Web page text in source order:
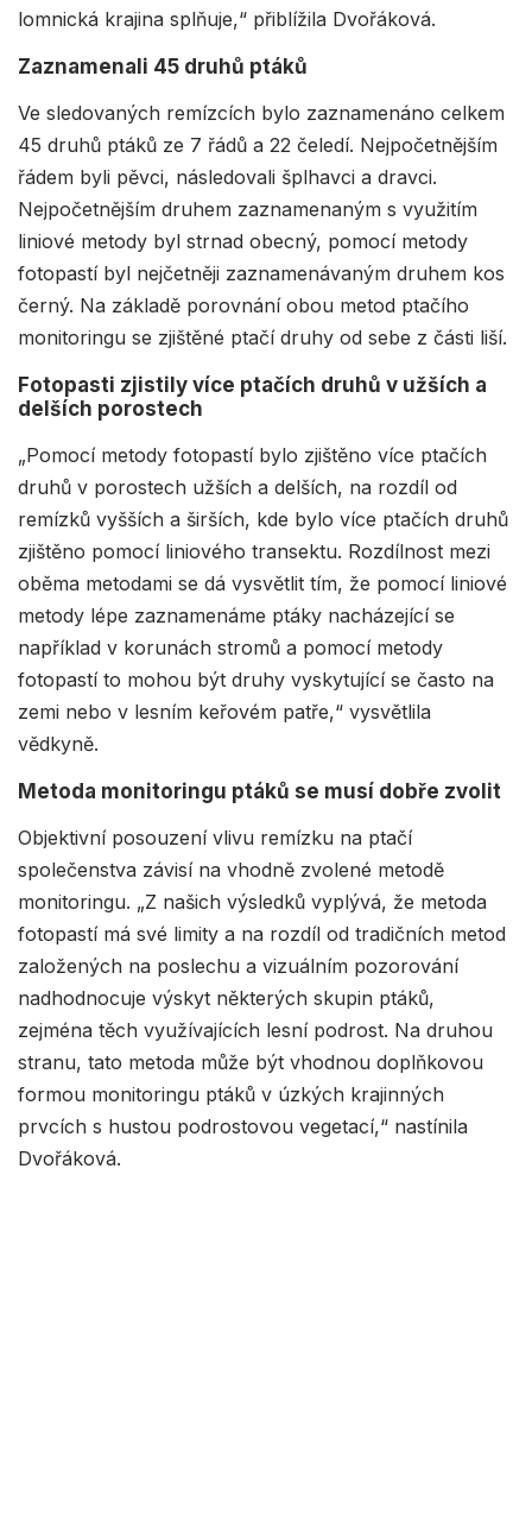
lomnická krajina splňuje,“ přiblížila Dvořáková.
Zaznamenali 45 druhů ptáků
Ve sledovaných remízcích bylo zaznamenáno celkem
45 druhů ptáků ze 7 řádů a 22 čeledí. Nejpočetnějším
řádem byli pěvci, následovali šplhavci a dravci.
Nejpočetnějším druhem zaznamenaným s využitím
liniové metody byl strnad obecný, pomocí metody
fotopastí byl nejčetněji zaznamenávaným druhem kos
černý. Na základě porovnání obou metod ptačího
monitoringu se zjištěné ptačí druhy od sebe z části liší.
Fotopasti zjistily více ptačích druhů v užších a
delších porostech
„Pomocí metody fotopastí bylo zjištěno více ptačích
druhů v porostech užších a delších, na rozdíl od
remízků vyšších a širších, kde bylo více ptačích druhů
zjištěno pomocí liniového transektu. Rozdílnost mezi
oběma metodami se dá vysvětlit tím, že pomocí liniové
metody lépe zaznamenáme ptáky nacházející se
například v korunách stromů a pomocí metody
fotopastí to mohou být druhy vyskytující se často na
zemi nebo v lesním keřovém patře,“ vysvětlila
vědkyně.
Metoda monitoringu ptáků se musí dobře zvolit
Objektivní posouzení vlivu remízku na ptačí
společenstva závisí na vhodně zvolené metodě
monitoringu. „Z našich výsledků vyplývá, že metoda
fotopastí má své limity a na rozdíl od tradičních metod
založených na poslechu a vizuálním pozorování
nadhodnocuje výskyt některých skupin ptáků,
zejména těch využívajících lesní podrost. Na druhou
stranu, tato metoda může být vhodnou doplňkovou
formou monitoringu ptáků v úzkých krajinných
prvcích s hustou podrostovou vegetací,“ nastínila
Dvořáková.